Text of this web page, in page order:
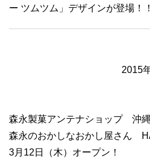
ー ツムツム」デザインが登場！！
2015
森永製菓アンテナショップ 沖
森永のおかしなおかし屋さん
3月12日（木）オープン！